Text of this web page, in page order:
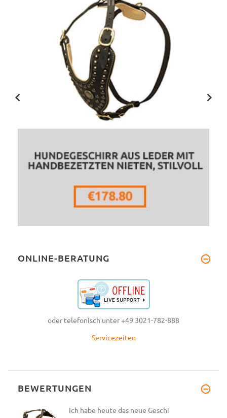
ONLINE-BERATUNG
oder telefonisch unter +49 3021-782-888
Servicezeiten
BEWERTUNGEN
Ich habe heute das neue Geschi